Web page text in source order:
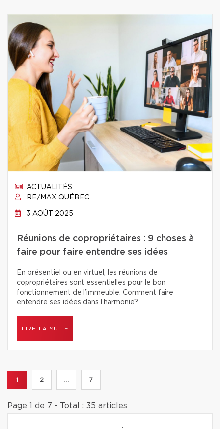
ACTUALITÉS
RE/MAX QUÉBEC
3 AOÛT 2025
Réunions de copropriétaires : 9 choses à
faire pour faire entendre ses idées
En présentiel ou en virtuel, les réunions de
copropriétaires sont essentielles pour le bon
fonctionnement de l’immeuble. Comment faire
entendre ses idées dans l’harmonie?
LIRE LA SUITE
1 2 ... 7
Page 1 de 7 - Total : 35 articles